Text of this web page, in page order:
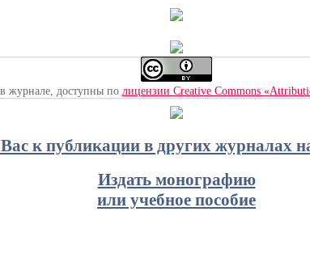
журнале, доступны по лицензии Creative Commons
к публикации в других журналах
Издать монографию
или учебное пособие